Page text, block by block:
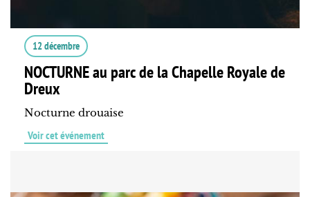
12 décembre
NOCTURNE au parc de la Chapelle Royale de
Dreux
Nocturne drouaise
Voir cet événement